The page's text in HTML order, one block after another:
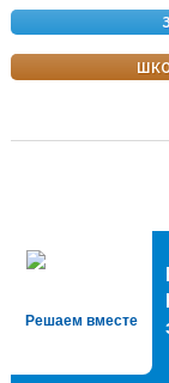
Решаем вместе